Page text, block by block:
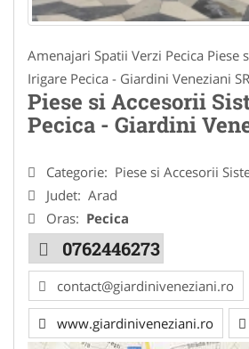
Amenajari Spatii Verzi Pecica Piese
Irigare Pecica - Giardini Veneziani
Piese si Accesorii
Pecica - Giardini
Categorie: Piese si Accesorii
Judet: Arad
Oras: Pecica
0762446273
contact@giardiniveneziani.ro
www.giardiniveneziani.ro